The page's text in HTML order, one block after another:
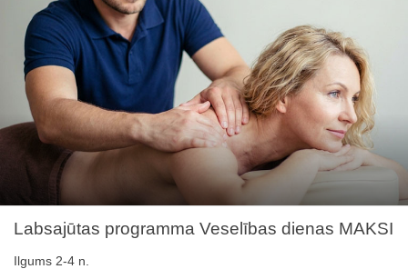
Labsajūtas programma Veselības dienas MAKSI
Ilgums 2-4 n.